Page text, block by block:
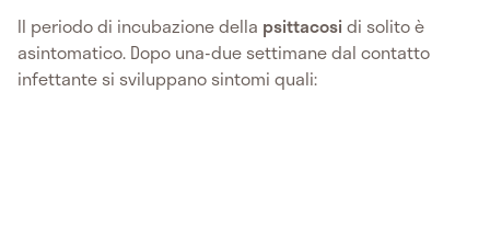
Il periodo di incubazione della psittacosidi solito è
asintomatico. Dopo una-due settimane dal contatto
infettante si sviluppano sintomi quali: